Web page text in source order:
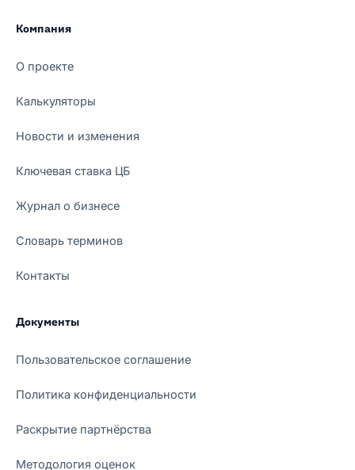
Компания
О проекте
Калькуляторы
Новости и изменения
Ключевая ставка ЦБ
Журнал о бизнесе
Словарь терминов
Контакты
Документы
Пользовательское соглашение
Политика конфиденциальности
Раскрытие партнёрства
Методология оценок